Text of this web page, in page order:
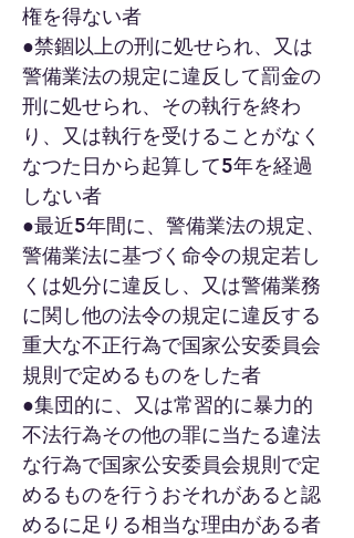
権を得ない者
●禁錮以上の刑に処せられ、又は
警備業法の規定に違反して罰金の
刑に処せられ、その執行を終わ
り、又は執行を受けることがなく
なつた日から起算して5年を経過
しない者
●最近5年間に、警備業法の規定、
警備業法に基づく命令の規定若し
くは処分に違反 し、又は警備業務
に関し他の法令の規定に違反する
重大な不正行為で国家公安委員会
規則で定めるものをした者
●集団的に、又は常習的に暴力的
不法行為その他の罪に当たる違法
な行為で国家公安委員会規則で定
めるものを行うおそれがあると認
めるに足りる相当な理由がある者